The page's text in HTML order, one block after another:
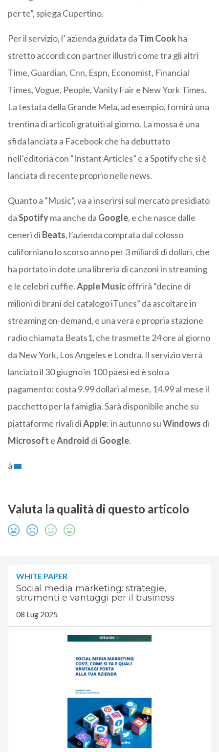
per te”, spiega Cupertino.
Per il servizio, l’ azienda guidata da Tim Cookha
stretto accordi con partner illustri come tra gli altri
Time, Guardian, Cnn, Espn, Economist, Financial
Times, Vogue, People, Vanity Fair e New York Times.
La testata della Grande Mela, ad esempio, fornirà una
trentina di articoli gratuiti al giorno. La mossa è una
sfida lanciata a Facebook che ha debuttato
nell’editoria con “Instant Articles” e a Spotify che si è
lanciata di recente proprio nelle news.
Quanto a “Music”, va a inserirsi sul mercato presidiato
daSpotifyma anche da Google, e che nasce dalle
ceneri di Beats, l’azienda comprata dal colosso
californiano lo scorso anno per 3 miliardi di dollari, che
ha portato in dote una libreria di canzoni in streaming
e le celebri cuffie.Apple Musicoffrirà “decine di
milioni di brani del catalogo iTunes” da ascoltare in
streaming on-demand, e una vera e propria stazione
radio chiamata Beats1, che trasmette 24 ore al giorno
da New York, Los Angeles e Londra. Il servizio verrà
lanciato il 30 giugno in 100 paesi ed è solo a
pagamento: costa 9.99 dollari al mese, 14.99 al mese il
pacchetto per la famiglia. Sarà disponibile anche su
piattaforme rivali diApple: in autunno suWindows di
Microsoft eAndroid di Google.
à
Valuta la qualità di questo articolo
WHITE PAPER
Social media marketing: strategie,
strumenti e vantaggi per il business
08 Lug 2025